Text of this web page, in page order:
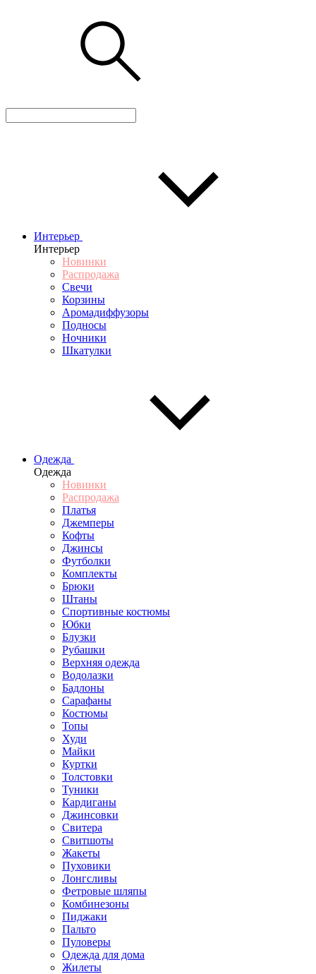
Интерьер
Интерьер
Новинки
Распродажа
Свечи
Корзины
Аромадиффузоры
Подносы
Ночники
Шкатулки
Одежда
Одежда
Новинки
Распродажа
Платья
Джемперы
Кофты
Джинсы
Футболки
Комплекты
Брюки
Штаны
Спортивные костюмы
Юбки
Блузки
Рубашки
Верхняя одежда
Водолазки
Бадлоны
Сарафаны
Костюмы
Топы
Худи
Майки
Куртки
Толстовки
Туники
Кардиганы
Джинсовки
Свитера
Свитшоты
Жакеты
Пуховики
Лонгсливы
Фетровые шляпы
Комбинезоны
Пиджаки
Пальто
Пуловеры
Одежда для дома
Жилеты